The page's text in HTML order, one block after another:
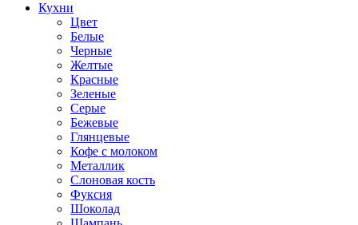
Кухни
Цвет
Белые
Черные
Желтые
Красные
Зеленые
Серые
Бежевые
Глянцевые
Кофе с молоком
Металлик
Слоновая кость
Фуксия
Шоколад